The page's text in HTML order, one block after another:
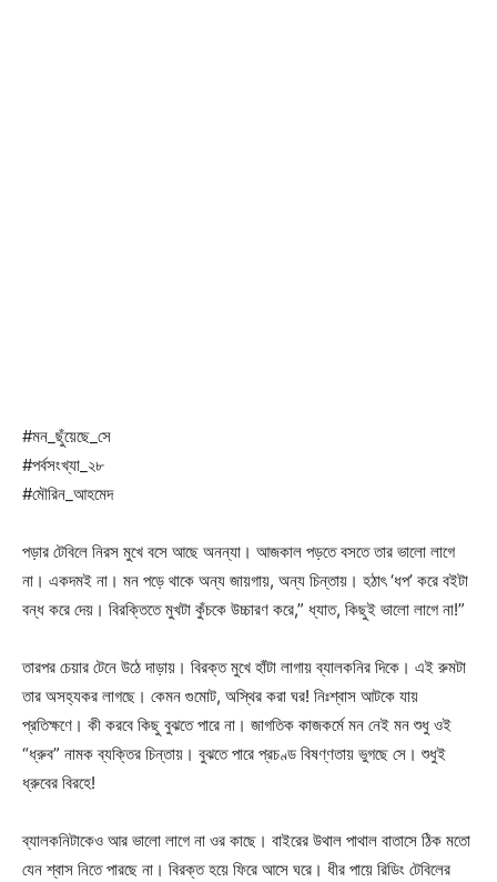
#মন_ছুঁয়েছে_সে
#পর্বসংখ্যা_২৮
#মৌরিন_আহমেদ
পড়ার টেবিলে নিরস মুখে বসে আছে অনন্যা। আজকাল পড়তে বসতে তার ভালো লাগে
না। একদমই না। মন পড়ে থাকে অন্য জায়গায়, অন্য চিন্তায়। হঠাৎ ‘ধপ’ করে বইটা
বন্ধ করে দেয়। বিরক্তিতে মুখটা কুঁচকে উচ্চারণ করে,” ধ্যাত, কিছুই ভালো লাগে না!”
তারপর চেয়ার টেনে উঠে দাড়ায়। বিরক্ত মুখে হাঁটা লাগায় ব্যালকনির দিকে। এই রুমটা
তার অসহ্যকর লাগছে। কেমন গুমোট, অস্থির করা ঘর! নিঃশ্বাস আটকে যায়
প্রতিক্ষণে। কী করবে কিছু বুঝতে পারে না। জাগতিক কাজকর্মে মন নেই মন শুধু ওই
“ধ্রুব” নামক ব্যক্তির চিন্তায়। বুঝতে পারে প্রচণ্ড বিষণ্ণতায় ভুগছে সে। শুধুই
ধ্রুবের বিরহে!
ব্যালকনিটাকেও আর ভালো লাগে না ওর কাছে। বাইরের উথাল পাথাল বাতাসে ঠিক মতো
যেন শ্বাস নিতে পারছে না। বিরক্ত হয়ে ফিরে আসে ঘরে। ধীর পায়ে রিডিং টেবিলের